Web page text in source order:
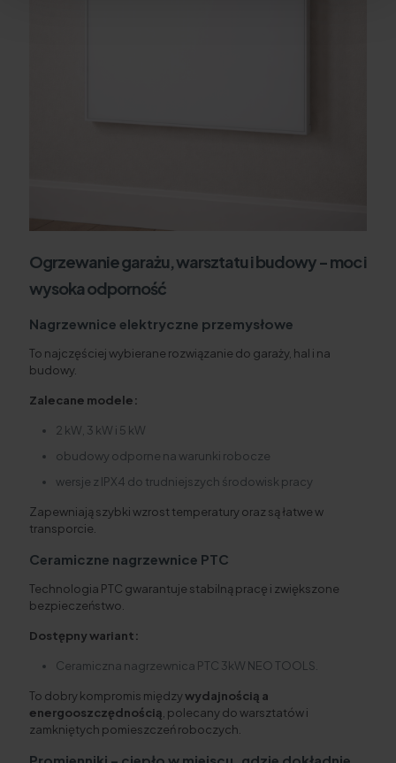
Ogrzewanie garażu, warsztatu i budowy - moc i
wysoka odporność
Nagrzewnice elektryczne przemysłowe
To najczęściej wybierane rozwiązanie do garaży, hal i na
budowy.
Zalecane modele:
2 kW, 3 kW i 5 kW
obudowy odporne na warunki robocze
wersje z IPX4 do trudniejszych środowisk pracy
Zapewniają szybki wzrost temperatury oraz są łatwe w
transporcie.
Ceramiczne nagrzewnice PTC
Technologia PTC gwarantuje stabilną pracę i zwiększone
bezpieczeństwo.
Dostępny wariant:
Ceramiczna nagrzewnica PTC 3kW NEO TOOLS.
To dobry kompromis międzywydajnością a
energooszczędnością, polecany do warsztatów i
zamkniętych pomieszczeń roboczych.